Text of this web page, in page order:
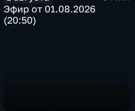
Эфир от 01.08.2026
(20:50)